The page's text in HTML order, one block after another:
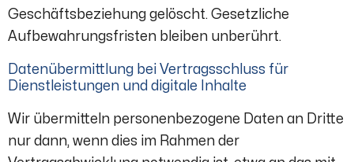
Geschäftsbeziehung gelöscht. Gesetzliche
Aufbewahrungsfristen bleiben unberührt.
Datenübermittlung bei Vertragsschluss für
Dienstleistungen und digitale Inhalte
Wir übermitteln personenbezogene Daten an Dritte
nur dann, wenn dies im Rahmen der